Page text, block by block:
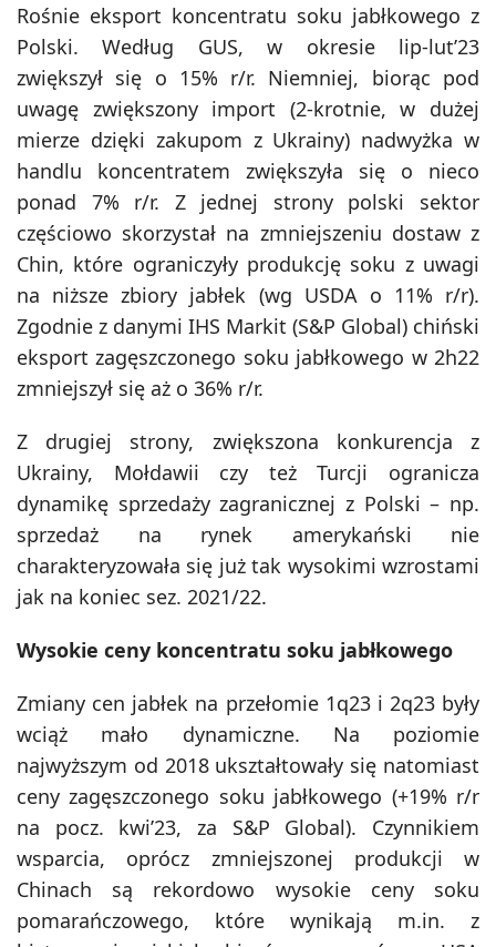
Rośnie eksport koncentratu soku jabłkowego z
Polski. Według GUS, w okresie lip-lut’23
zwiększył się o 15% r/r. Niemniej, biorąc pod
uwagę zwiększony import (2-krotnie, w dużej
mierze dzięki zakupom z Ukrainy) nadwyżka w
handlu koncentratem zwiększyła się o nieco
ponad 7% r/r. Z jednej strony polski sektor
częściowo skorzystał na zmniejszeniu dostaw z
Chin, które ograniczyły produkcję soku z uwagi
na niższe zbiory jabłek (wg USDA o 11% r/r).
Zgodnie z danymi IHS Markit (S&P Global) chiński
eksport zagęszczonego soku jabłkowego w 2h22
zmniejszył się aż o 36% r/r.
Z drugiej strony, zwiększona konkurencja z
Ukrainy, Mołdawii czy też Turcji ogranicza
dynamikę sprzedaży zagranicznej z Polski – np.
sprzedaż na rynek amerykański nie
charakteryzowała się już tak wysokimi wzrostami
jak na koniec sez. 2021/22.
Wysokie ceny koncentratu soku jabłkowego
Zmiany cen jabłek na przełomie 1q23 i 2q23 były
wciąż mało dynamiczne. Na poziomie
najwyższym od 2018 ukształtowały się natomiast
ceny zagęszczonego soku jabłkowego (+19% r/r
na pocz. kwi’23, za S&P Global). Czynnikiem
wsparcia, oprócz zmniejszonej produkcji w
Chinach są rekordowo wysokie ceny soku
pomarańczowego, które wynikają m.in. z